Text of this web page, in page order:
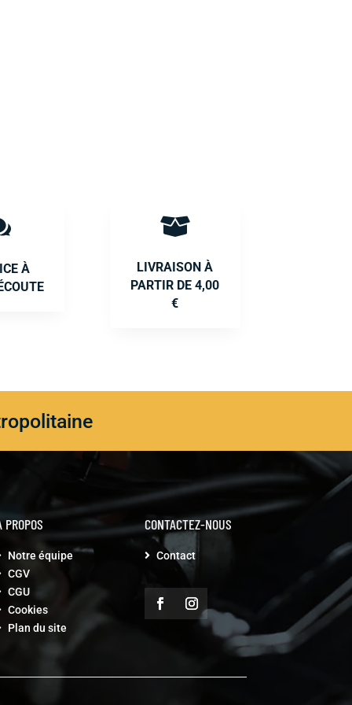
À

LIVRAISON À
PARTIR DE 4,00
€
PROPOS
Notre équipe
CGV
CGU
Cookies
Plan du site
CONTACTEZ-NOUS
 Contact